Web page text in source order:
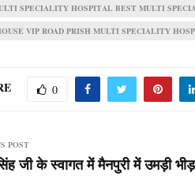
SPECIALITY HOSPITAL BEST MULTI
VIP ROAD PRISH MULTI SPECIALITY
0
POST
जी के स्वागत में मैनपुरी में उमड़ी भीड़